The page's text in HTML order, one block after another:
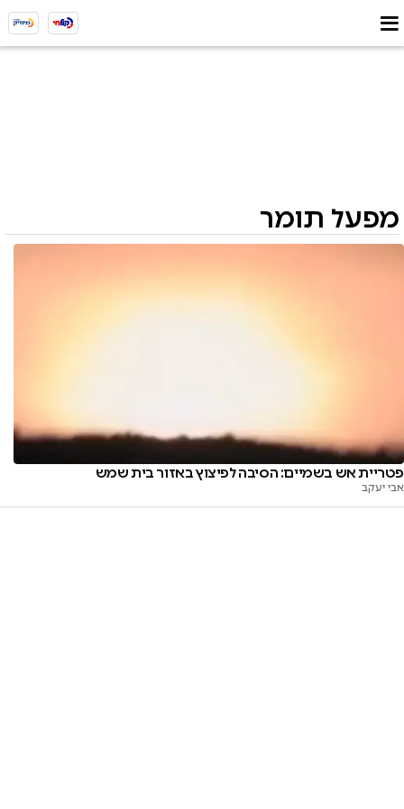
מפעל תומר
פטריית אש בשמיים: הסיבה לפיצוץ באזור בית שמש
אבי יעקב